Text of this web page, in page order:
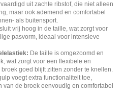
uit zachte ribstof, die niet alleen
maar ook ademend en comfortabel
als buitensport.
vrij hoog in de taille, wat zorgt voor
pasvorm, ideaal voor intensieve
De taille is omgezoomd en
wat zorgt voor een flexibele en
goed blijft zitten zonder te knellen.
voegt extra functionaliteit toe,
de broek eenvoudig en comfortabel